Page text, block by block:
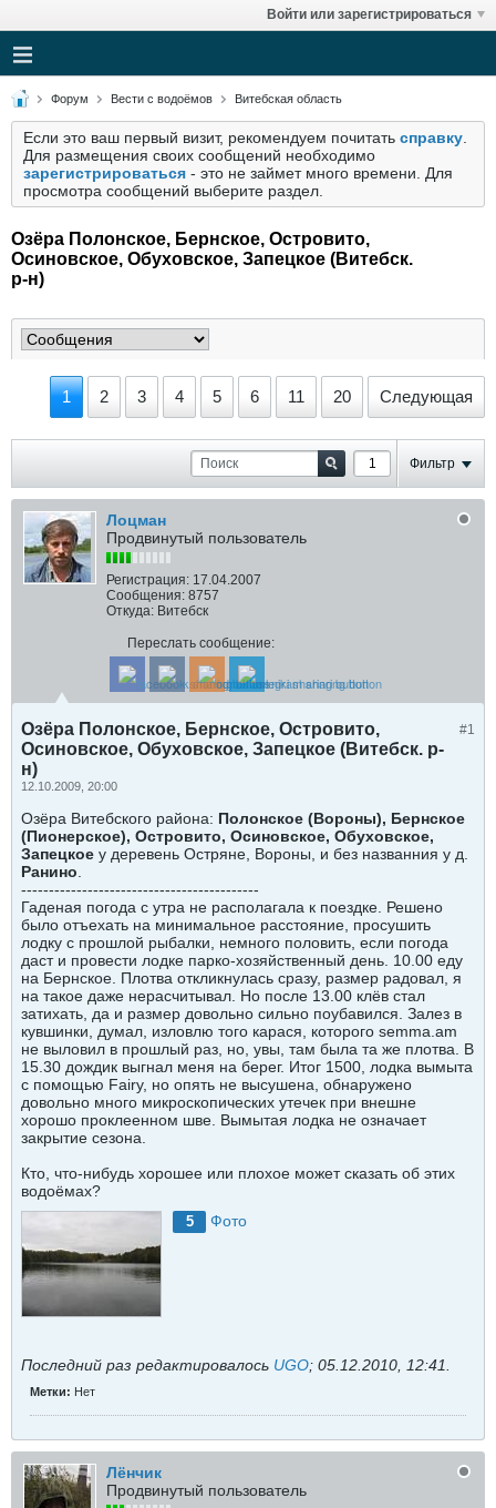
Войти или зарегистрироваться
Форум Вести с водоёмов Витебская область
Если это ваш первый визит, рекомендуем почитать справку
Для размещения своих сообщений необходимо
зарегистрироваться - это не займет много времени. Для
просмотра сообщений выберите раздел.
Озёра Полонское, Бернское, Островито,
Осиновское, Обуховское, Запецкое (Витебск.
р-н)
1 2 3 4 5 6 11 20 Следующая
Фильтр
Лоцман
Продвинутый пользователь
Регистрация: 17.04.2007
Сообщения: 8757
Откуда: Витебск
Переслать сообщение:
#1
Озёра Полонское, Бернское, Островито,
Осиновское, Обуховское, Запецкое (Витебск. р-
н)
12.10.2009, 20:00
Озёра Витебского района: Полонское (Вороны), Бернское
(Пионерское), Островито, Осиновское, Обуховское,
Запецкое у деревень Остряне, Вороны, и без названния у д.
Ранино
-------------------------------------------
Гаденая погода с утра не располагала к поездке. Решено
было отъехать на минимальное расстояние, просушить
лодку с прошлой рыбалки, немного половить, если погода
даст и провести лодке парко-хозяйственный день. 10.00 еду
на Бернское. Плотва откликнулась сразу, размер радовал, я
на такое даже нерасчитывал. Но после 13.00 клёв стал
затихать, да и размер довольно сильно поубавился. Залез в
кувшинки, думал, изловлю того карася, которого semma.am
не выловил в прошлый раз, но, увы, там была та же плотва. В
15.30 дождик выгнал меня на берег. Итог 1500, лодка вымыта
с помощью Fairy, но опять не высушена, обнаружено
довольно много микроскопических утечек при внешне
хорошо проклеенном шве. Вымытая лодка не означает
закрытие сезона.
Кто, что-нибудь хорошее или плохое может сказать об этих
водоёмах?
5 Фото
Последний раз редактировалось UGO; 05.12.2010, 12:41
Метки: Нет
Лёнчик
Продвинутый пользователь